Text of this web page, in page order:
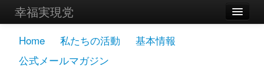
幸福実現党
メンバーズページ
党員
Home 私たちの活動
基本情報
公式メールマガジン